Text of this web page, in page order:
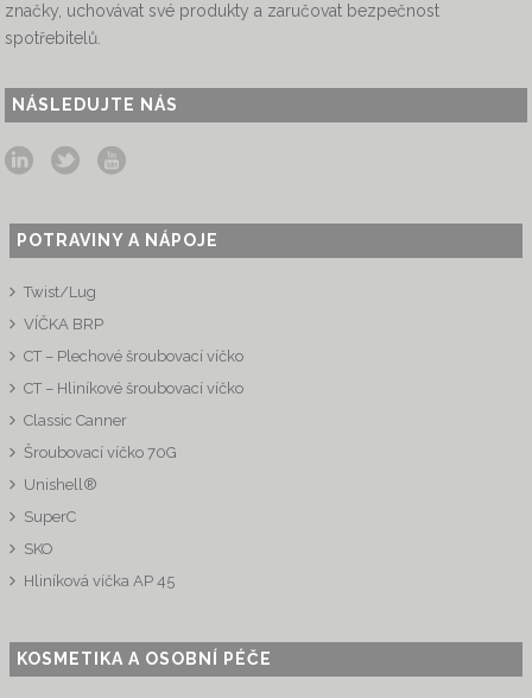
značky, uchovávat své produkty a zaručovat bezpečnost
spotřebitelů.
NÁSLEDUJTE NÁS
POTRAVINY A NÁPOJE
Twist/Lug
VÍČKA BRP
CT – Plechové šroubovací víčko
CT – Hliníkové šroubovací víčko
Classic Canner
Šroubovací víčko 70G
Unishell®
SuperC
SKO
Hliníková víčka AP 45
KOSMETIKA A OSOBNÍ PÉČE